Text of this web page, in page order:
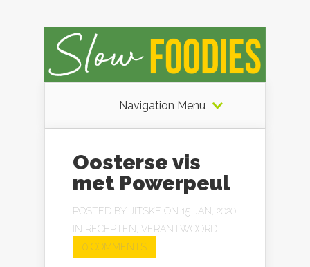
Navigation Menu
Oosterse vis
met Powerpeul
POSTED BY JITSKE ON 15 JAN, 2020
IN RECEPTEN, VERANTWOORD
0 COMMENTS